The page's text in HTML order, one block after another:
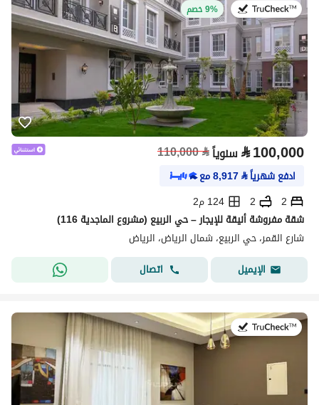
في:27 يوليو 20269% خصم
⃁100,000 سنوياً⃁
110,000
ادفع شهرياً⃁
8,917مع
2
2
124 م2
شقة مفروشة أنيقة للإيجار – حي الربيع (مشروع الماجدية 116)
شارع القمر، حي الربيع، شمال الرياض، الرياض
الإيميل
اتصال
في:27 يوليو 2026